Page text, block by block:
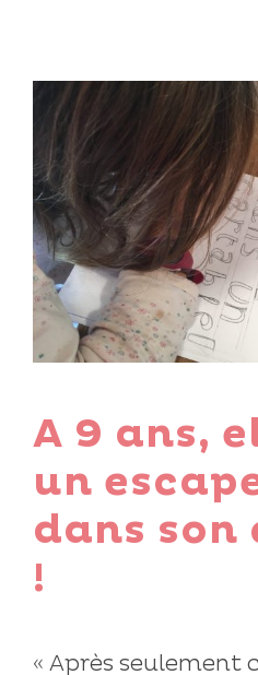
A 9 ans,
un
dans
!
« Après seulement